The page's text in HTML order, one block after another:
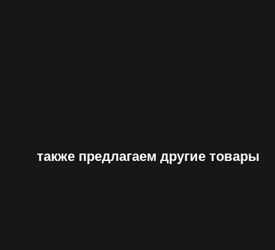
также предлагаем другие товары